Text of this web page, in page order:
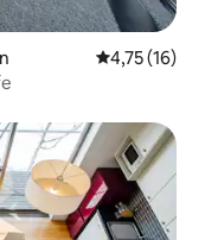
Évaluation
4,75 (16)